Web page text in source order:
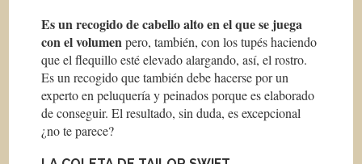
Es un recogido de cabello alto en el que se juega
con el volumenpero, también, con los tupés haciendo
que el flequillo esté elevado alargando, así, el rostro.
Es un recogido que también debe hacerse por un
experto en peluquería y peinados porque es elaborado
de conseguir. El resultado, sin duda, es excepcional
¿no te parece?